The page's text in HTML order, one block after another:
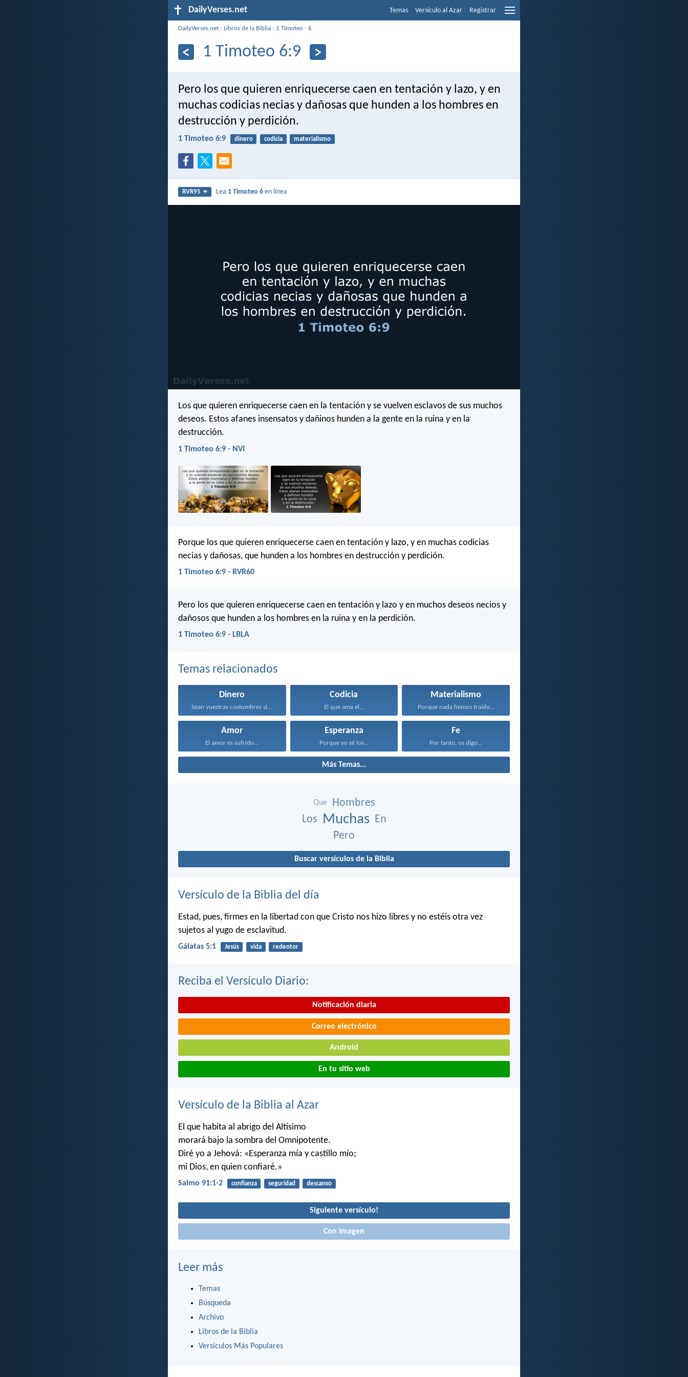
DailyVerses.net Temas Versículo al Azar Registrar
DailyVerses.net ›Libros de la Biblia › 1 Timoteo ›6
1 Timoteo 6:9
Pero los que quieren enriquecerse caen en tentación y lazo, y en
muchas codicias necias y dañosas que hunden a los hombres en
destrucción y perdición.
1 Timoteo 6:9 dinero codicia materialismo
RVR95 Lea 1 Timoteo 6 en línea
Los que quieren enriquecerse caen en la tentación y se vuelven esclavos de sus muchos
deseos. Estos afanes insensatos y dañinos hunden a la gente en la ruina y en la
destrucción.
1 Timoteo 6:9 - NVI
Porque los que quieren enriquecerse caen en tentación y lazo, y en muchas codicias
necias y dañosas, que hunden a los hombres en destrucción y perdición.
1 Timoteo 6:9 - RVR60
Pero los que quieren enriquecerse caen en tentación y lazo y en muchos deseos necios y
dañosos que hunden a los hombres en la ruina y en la perdición.
1 Timoteo 6:9 - LBLA
Temas relacionados
Dinero
Sean vuestras costumbres sin...
Codicia
El que ama el...
Materialismo
Porque nada hemos traído...
Amor
El amor es sufrido...
Esperanza
Porque yo sé los...
Fe
Por tanto, os digo...
Más Temas...
Que
Hombres
Los Muchas En
Pero
Buscar versículos de la Biblia
Versículo de la Biblia del día
Estad, pues, firmes en la libertad con que Cristo nos hizo libres y no estéis otra vez
sujetos al yugo de esclavitud.
Gálatas 5:1 Jesús vida redentor
Reciba el Versículo Diario:
Notificación diaria
Correo electrónico
Android
En tu sitio web
Versículo de la Biblia al Azar
El que habita al abrigo del Altísimo
morará bajo la sombra del Omnipotente.
Diré yo a Jehová: «Esperanza mía y castillo mío;
mi Dios, en quien confiaré.»
Salmo 91:1-2 confianza seguridad descanso
Siguiente versículo!
Con imagen
Leer más
Temas
Búsqueda
Archivo
Libros de la Biblia
Versículos Más Populares